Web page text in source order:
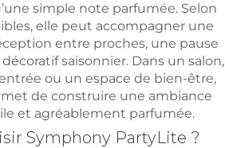
simple note parfumée. Selon
elle peut accompagner une
entre proches, une pause
saisonnier. Dans un salon,
ou un espace de bien-être,
de construire une ambiance
et agréablement parfumée.
Symphony PartyLite ?